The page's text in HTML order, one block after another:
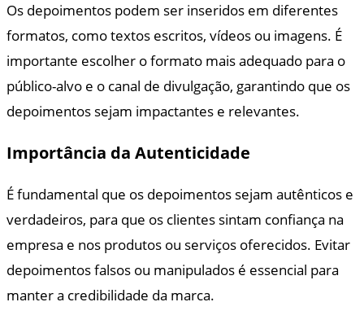
Os depoimentos podem ser inseridos em diferentes
formatos, como textos escritos, vídeos ou imagens. É
importante escolher o formato mais adequado para o
público-alvo e o canal de divulgação, garantindo que os
depoimentos sejam impactantes e relevantes.
Importância da Autenticidade
É fundamental que os depoimentos sejam autênticos e
verdadeiros, para que os clientes sintam confiança na
empresa e nos produtos ou serviços oferecidos. Evitar
depoimentos falsos ou manipulados é essencial para
manter a credibilidade da marca.